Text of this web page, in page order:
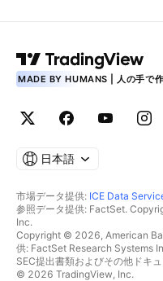
MADE BY HUMANS | 人の手で
日本語
市場データ提供: ICE Data
参照データ提供: FactSet.
Inc.
Copyright © 2026, American
供: FactSet Research Systems
SEC提出書類およびその他ドキ
© 2026 TradingView, Inc.